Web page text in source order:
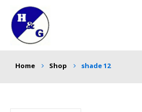
Home Shop shade 12